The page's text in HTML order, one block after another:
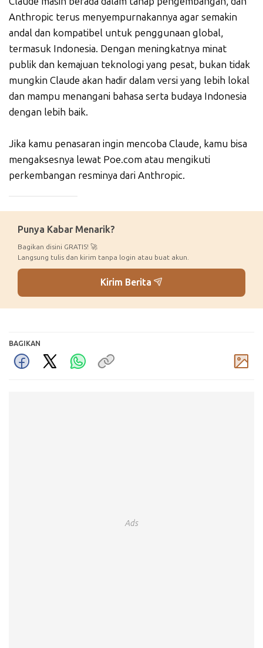
Anthropic terus menyempurnakannya agar semakin
andal dan kompatibel untuk penggunaan global,
termasuk Indonesia. Dengan meningkatnya minat
publik dan kemajuan teknologi yang pesat, bukan tidak
mungkin Claude akan hadir dalam versi yang lebih lokal
dan mampu menangani bahasa serta budaya Indonesia
dengan lebih baik.
Jika kamu penasaran ingin mencoba Claude, kamu bisa
mengaksesnya lewat Poe.com atau mengikuti
perkembangan resminya dari Anthropic.
Punya Kabar Menarik?
Bagikan disini GRATIS! 🚀
Langsung tulis dan kirim tanpa login atau buat akun.
Kirim Berita
BAGIKAN
Ads